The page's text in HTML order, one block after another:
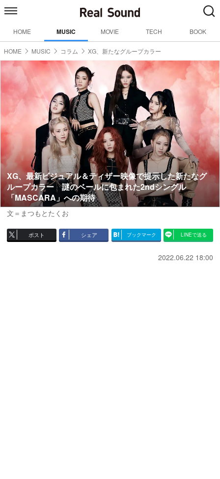
HOME MUSIC MOVIE TECH BOOK
HOME MUSIC コラム XG、新たなグループカラー
XG、最新ビジュアル＆ティザー映像で提示した新たなグ
ループカラー 謎のベールに包まれた2ndシングル
「MASCARA」への期待
文＝まつもとたくお
ポスト シェア ブックマーク LINEで送る
2022.06.22 18:00